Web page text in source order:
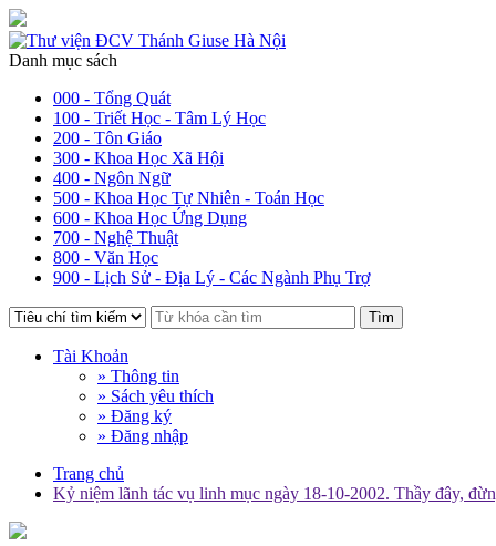
Danh mục sách
000 - Tổng Quát
100 - Triết Học - Tâm Lý Học
200 - Tôn Giáo
300 - Khoa Học Xã Hội
400 - Ngôn Ngữ
500 - Khoa Học Tự Nhiên - Toán Học
600 - Khoa Học Ứng Dụng
700 - Nghệ Thuật
800 - Văn Học
900 - Lịch Sử - Địa Lý - Các Ngành Phụ Trợ
Tìm
Tài Khoản
» Thông tin
» Sách yêu thích
» Đăng ký
» Đăng nhập
Trang chủ
Kỷ niệm lãnh tác vụ linh mục ngày 18-10-2002. Thầy đây,